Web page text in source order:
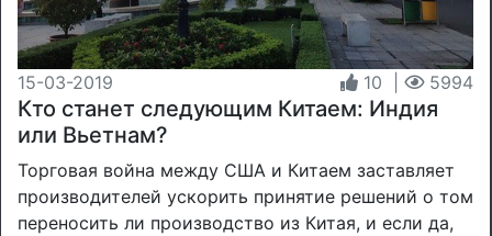
15-03-2019 10 5994
Кто станет следующим Китаем: Индия
или Вьетнам?
Торговая война между США и Китаем заставляет
производителей ускорить принятие решений о том
переносить ли производство из Китая, и если да,